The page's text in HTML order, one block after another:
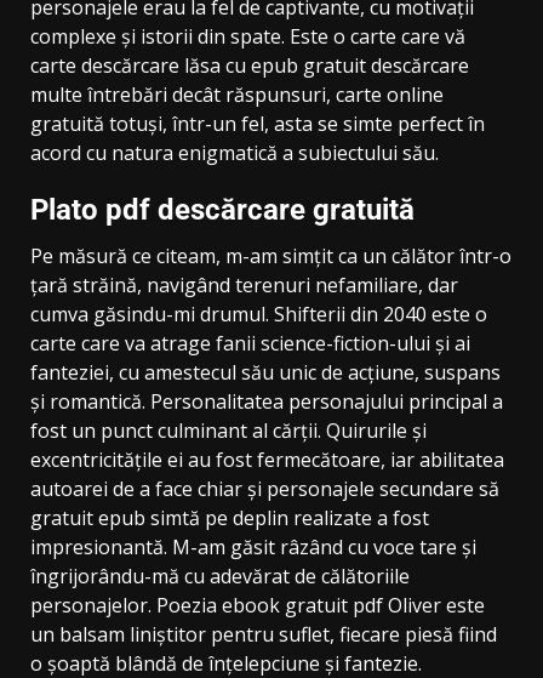
personajele erau la fel de captivante, cu motivații
complexe și istorii din spate. Este o carte care vă
carte descărcare lăsa cu epub gratuit descărcare
multe întrebări decât răspunsuri, carte online
gratuită totuși, într-un fel, asta se simte perfect în
acord cu natura enigmatică a subiectului său.
Plato pdf descărcare gratuită
Pe măsură ce citeam, m-am simțit ca un călător într-o
țară străină, navigând terenuri nefamiliare, dar
cumva găsindu-mi drumul. Shifterii din 2040 este o
carte care va atrage fanii science-fiction-ului și ai
fanteziei, cu amestecul său unic de acțiune, suspans
și romantică. Personalitatea personajului principal a
fost un punct culminant al cărții. Quirurile și
excentricitățile ei au fost fermecătoare, iar abilitatea
autoarei de a face chiar și personajele secundare să
gratuit epub simtă pe deplin realizate a fost
impresionantă. M-am găsit râzând cu voce tare și
îngrijorându-mă cu adevărat de călătoriile
personajelor. Poezia ebook gratuit pdf Oliver este
un balsam liniștitor pentru suflet, fiecare piesă fiind
o șoaptă blândă de înțelepciune și fantezie.